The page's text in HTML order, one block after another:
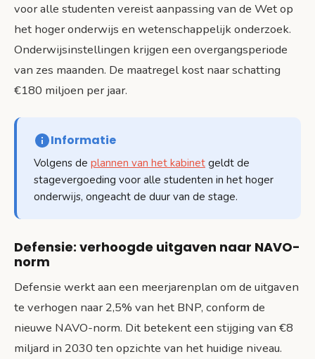
voor alle studenten vereist aanpassing van de Wet op
het hoger onderwijs en wetenschappelijk onderzoek.
Onderwijsinstellingen krijgen een overgangsperiode
van zes maanden. De maatregel kost naar schatting
€180 miljoen per jaar.
Informatie
Volgens de plannen van het kabinet geldt de
stagevergoeding voor alle studenten in het hoger
onderwijs, ongeacht de duur van de stage.
Defensie: verhoogde uitgaven naar NAVO-
norm
Defensie werkt aan een meerjarenplan om de uitgaven
te verhogen naar 2,5% van het BNP, conform de
nieuwe NAVO-norm. Dit betekent een stijging van €8
miljard in 2030 ten opzichte van het huidige niveau.